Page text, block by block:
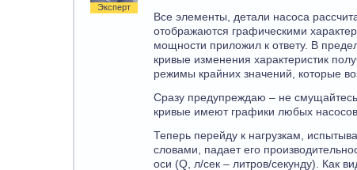
Эксперт
Все элементы, детали насоса
отображаются графическими
мощности приложил к ответу. В
кривые изменения характеристик
режимы крайних значений, которые
Сразу предупреждаю – не
кривые имеют графики любых насосов.
Теперь перейду к нагрузкам,
словами, падает его
оси (Q, л/сек – литров/секунду). Как